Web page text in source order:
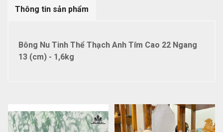
Thông tin sản phẩm
Bông Nu Tinh Thể Thạch Anh Tím Cao 22 Ngang
13 (cm) - 1,6kg